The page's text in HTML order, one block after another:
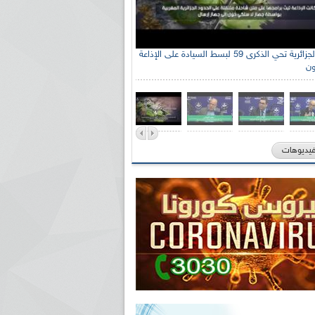
الإذاعة الجزائرية تحي الذكرى 59 لبسط السيادة على الإذاعة